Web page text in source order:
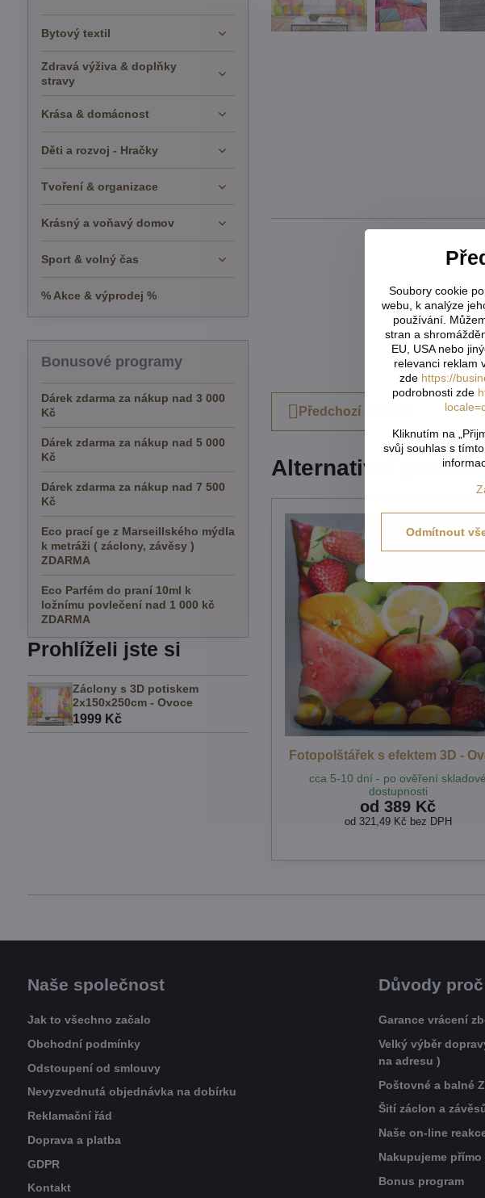
Předchozí produkt
Alternativní
Fotopolštářek s efektem 3D -
cca 5-10 dní - po ověření skladové
dostupnosti
od 389 Kč
od 321,49 Kč bez DPH
Bytový textil
Zdravá výživa & doplňky
stravy
Krása & domácnost
Děti a rozvoj - Hračky
Tvoření & organizace
Krásný a voňavý domov
Sport & volný čas
% Akce & výprodej %
Bonusové programy
Dárek zdarma za nákup nad 3 000
Kč
Dárek zdarma za nákup nad 5 000
Kč
Dárek zdarma za nákup nad 7 500
Kč
Eco prací ge z Marseillského mýdla
k metráži ( záclony, závěsy )
ZDARMA
Eco Parfém do praní 10ml k
ložnímu povlečení nad 1 000 kč
ZDARMA
Prohlíželi jste si
Záclony s 3D potiskem
2x150x250cm - Ovoce
1999 Kč
Naše společnost
Jak to všechno začalo
Obchodní podmínky
Odstoupení od smlouvy
Nevyzvednutá objednávka na dobírku
Reklamační řád
Doprava a platba
GDPR
Kontakt
Důvody
Garance vrácení
Velký výběr
na adresu )
Poštovné a balné
Šití záclon a
Naše on-line
Nakupujeme
Bonus program
Soubory cookie
webu, k analýze
používání.
stran a
EU, USA nebo
relevanci reklam
zde https://
podrobnosti zde
Kliknutím na
svůj souhlas s
Odmítnout